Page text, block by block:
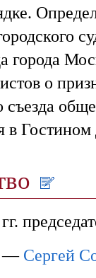
города
о
съезда
в Гостином
— Сергей